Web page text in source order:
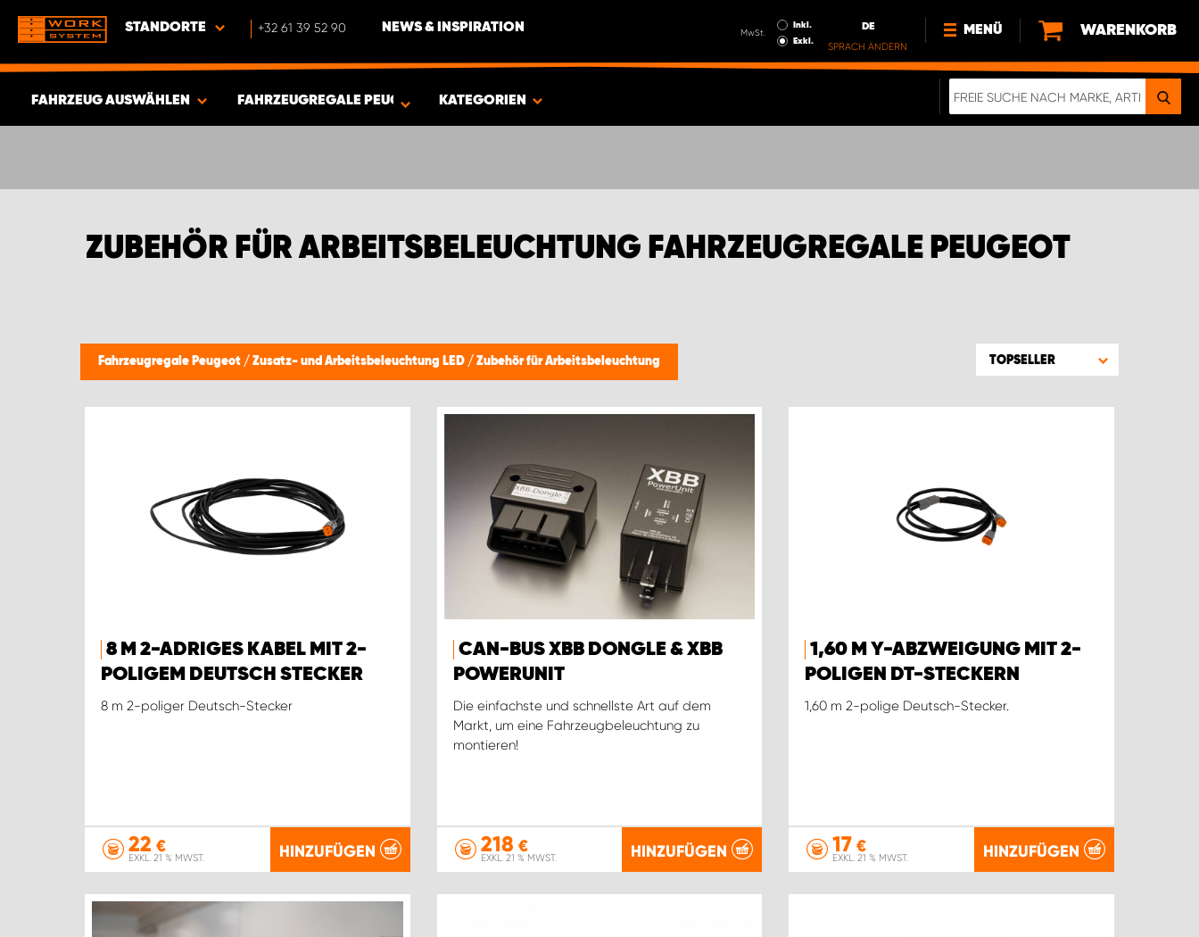
STANDORTE +32 61 39 52 90 NEWS & INSPIRATION MwSt.
Inkl.
Exkl.
DE
SPRACH ÄNDERN
MENÜ
NEWS
WARENKORB
FAHRZEUG AUSWÄHLEN FAHRZEUGREGALE PEUGEOT KATEGORIEN
ZUBEHÖR FÜR ARBEITSBELEUCHTUNG FAHRZEUGREGALE PEUGEOT
Fahrzeugregale Peugeot / Zusatz- und Arbeitsbeleuchtung LED / Zubehör für Arbeitsbeleuchtung TOPSELLER
8 M 2-ADRIGES KABEL MIT 2-
POLIGEM DEUTSCH STECKER
8 m 2-poliger Deutsch-Stecker
22 €
EXKL. 21 % MWST. HINZUFÜGEN
CAN-BUS XBB DONGLE & XBB
POWERUNIT
Die einfachste und schnellste Art auf dem
Markt, um eine Fahrzeugbeleuchtung zu
montieren!
218 €
EXKL. 21 % MWST. HINZUFÜGEN
1,60 M Y-ABZWEIGUNG MIT 2-
POLIGEN DT-STECKERN
1,60 m 2-polige Deutsch-Stecker.
17 €
EXKL. 21 % MWST. HINZUFÜGEN